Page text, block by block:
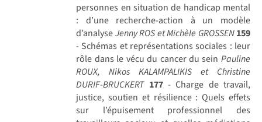
personnes en situation de handicap mental
: d’une recherche-action à un modèle
d’analyseJenny ROS et Michèle GROSSEN159
- Schémas et représentations sociales : leur
rôle dans le vécu du cancer du sein Pauline
ROUX, Nikos KALAMPALIKIS et Christine
DURIF-BRUCKERT 177- Charge de travail,
justice, soutien et résilience : Quels effets
sur l’épuisement professionnel des